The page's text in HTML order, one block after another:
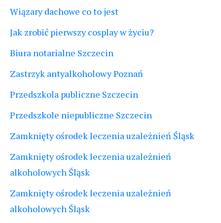
Wiązary dachowe co to jest
Jak zrobić pierwszy cosplay w życiu?
Biura notarialne Szczecin
Zastrzyk antyalkoholowy Poznań
Przedszkola publiczne Szczecin
Przedszkole niepubliczne Szczecin
Zamknięty ośrodek leczenia uzależnień Śląsk
Zamknięty ośrodek leczenia uzależnień
alkoholowych Śląsk
Zamknięty ośrodek leczenia uzależnień
alkoholowych Śląsk